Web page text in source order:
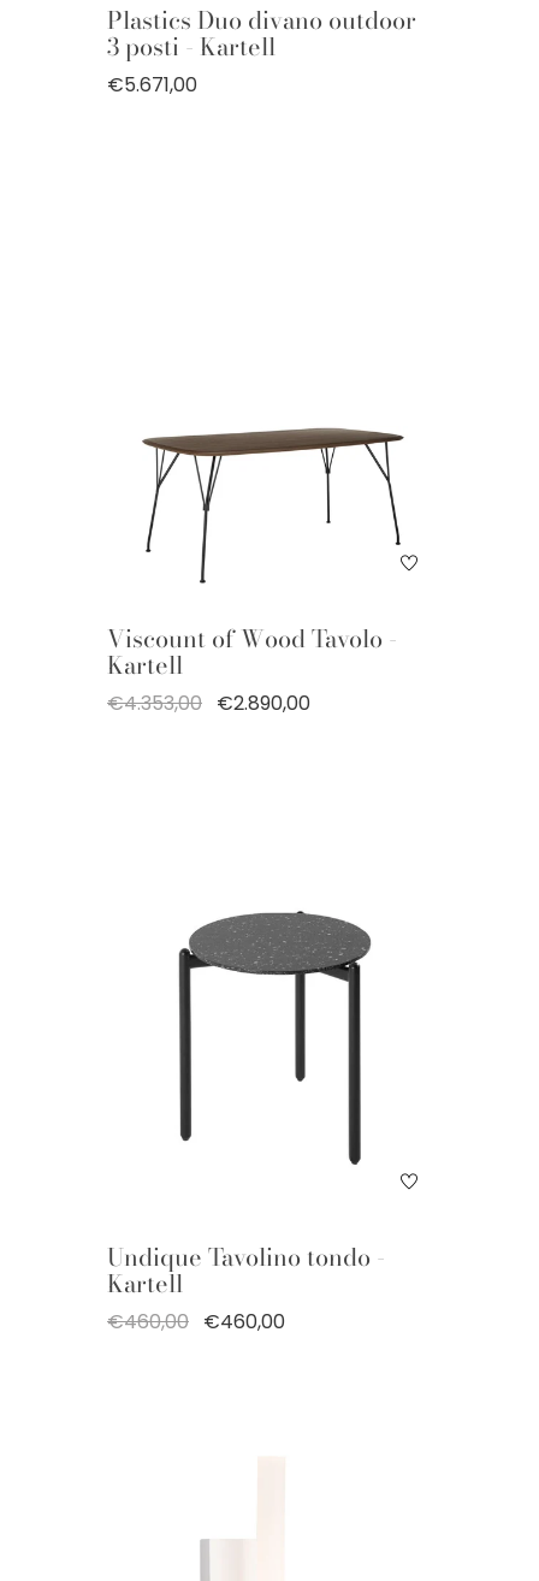
Plastics Duo divano outdoor
3 posti - Kartell
€5.671,00
Viscount of Wood Tavolo -
Kartell
€4.353,00 €2.890,00
Undique Tavolino tondo -
Kartell
€460,00 €460,00